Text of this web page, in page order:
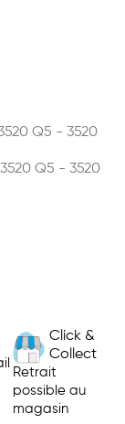
Q5 - 3520
Q5 - 3520
Click &
Collect
Retrait
possible au
magasin